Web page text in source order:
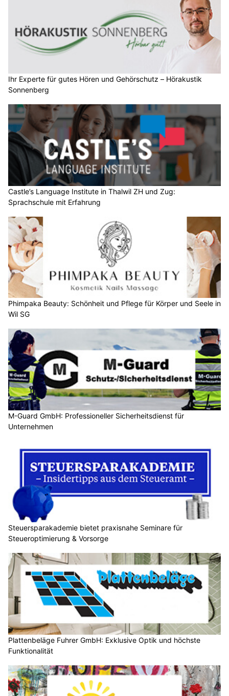
Ihr Experte für gutes Hören und Gehörschutz – Hörakustik
Sonnenberg
Castle’s Language Institute in Thalwil ZH und Zug:
Sprachschule mit Erfahrung
Phimpaka Beauty: Schönheit und Pflege für Körper und Seele in
Wil SG
M-Guard GmbH: Professioneller Sicherheitsdienst für
Unternehmen
Steuersparakademie bietet praxisnahe Seminare für
Steueroptimierung & Vorsorge
Plattenbeläge Fuhrer GmbH: Exklusive Optik und höchste
Funktionalität